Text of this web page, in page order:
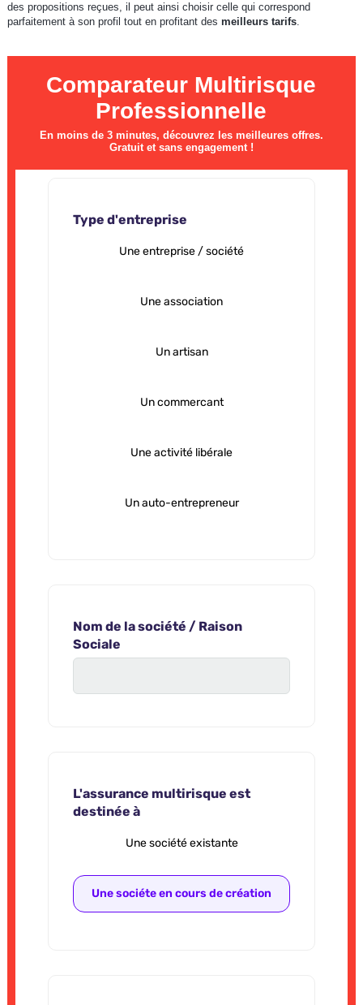
des propositions reçues, il peut ainsi choisir celle qui correspond
parfaitement à son profil tout en profitant des meilleurs tarifs.
Comparateur Multirisque
Professionnelle
En moins de 3 minutes, découvrez les meilleures offres.
Gratuit et sans engagement !